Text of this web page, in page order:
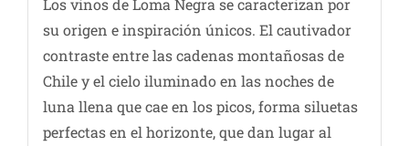
Los vinos de Loma Negra se caracterizan por
su origen e inspiración únicos. El cautivador
contraste entre las cadenas montañosas de
Chile y el cielo iluminado en las noches de
luna llena que cae en los picos, forma siluetas
perfectas en el horizonte, que dan lugar al